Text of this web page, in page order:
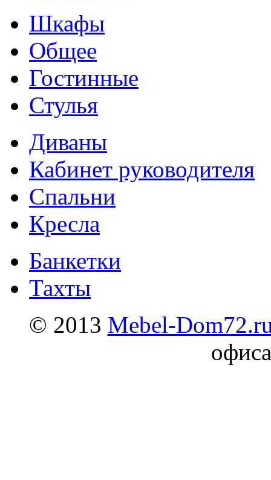
Шкафы
Общее
Гостинные
Стулья
Диваны
Кабинет руководителя
Спальни
Кресла
Банкетки
Тахты
© 2013 Mebel-